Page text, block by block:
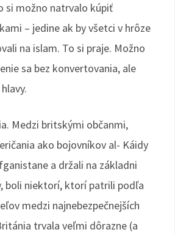
si možno natrvalo kúpiť
– jedine ak by všetci v hrôze
na islam. To si praje. Možno
sa bez konvertovania, ale
Medzi britskými občanmi,
ako bojovníkov al- Káidy
a držali na základni
boli niektorí, ktorí patrili podľa
medzi najnebezpečnejších
trvala veľmi dôrazne (a